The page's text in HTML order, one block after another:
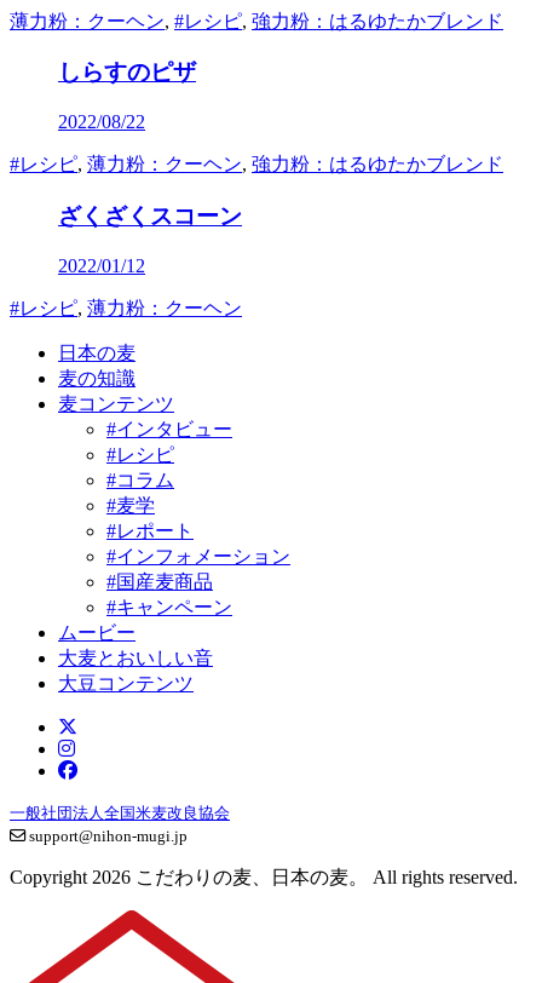
薄力粉：クーヘン, #レシピ, 強力粉：はるゆたかブレンド
しらすのピザ
2022/08/22
#レシピ, 薄力粉：クーヘン, 強力粉：はるゆたかブレンド
ざくざくスコーン
2022/01/12
#レシピ, 薄力粉：クーヘン
日本の麦
麦の知識
麦コンテンツ
#インタビュー
#レシピ
#コラム
#麦学
#レポート
#インフォメーション
#国産麦商品
#キャンペーン
ムービー
大麦とおいしい音
大豆コンテンツ
一般社団法人全国米麦改良協会
support@nihon-mugi.jp
Copyright 2026 こだわりの麦、日本の麦。 All rights reserved.